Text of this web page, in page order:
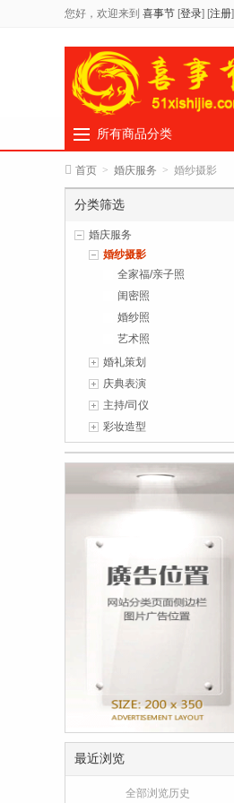
您好，欢迎来到 喜事节 [登录] [注册]
所有商品分类
首页 > 婚庆服务 > 婚纱摄影
分类筛选
婚庆服务
婚纱摄影
全家福/亲子照
闺密照
婚纱照
艺术照
婚礼策划
庆典表演
主持/司仪
彩妆造型
最近浏览
全部浏览历史